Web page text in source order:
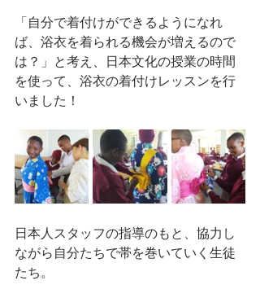
「自分で着付けができるようになれ
ば、浴衣を着られる機会が増えるので
は？」と考え、日本文化の授業の時間
を使って、浴衣の着付けレッスンを行
いました！
日本人スタッフの指導のもと、協力し
ながら自分たちで帯を巻いていく生徒
たち。